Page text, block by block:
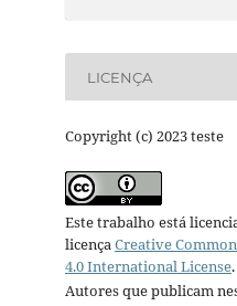
LICENÇA
Copyright (c) 2023 teste
Este trabalho está
licençaCreative
4.0 International License.
Autores que publicam